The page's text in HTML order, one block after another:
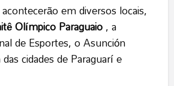
em diversos locais,
Olímpico Paraguaio, a
de Esportes, o Asunción
cidades de Paraguarí e